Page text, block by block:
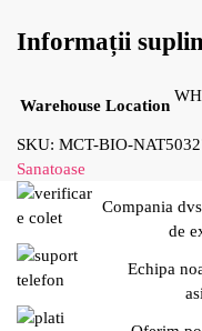
Informații
Warehouse Location
SKU: MCT-BIO-
Sanatoase
Compania
de
Echipa